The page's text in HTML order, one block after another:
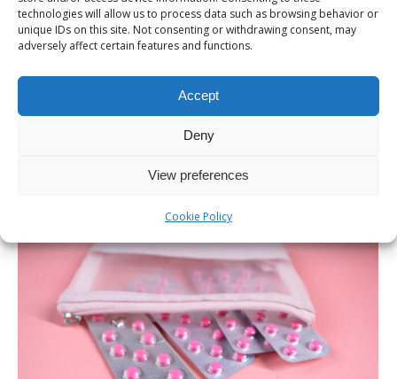
technologies will allow us to process data such as browsing behavior or
unique IDs on this site. Not consenting or withdrawing consent, may
adversely affect certain features and functions.
Accept
Deny
View preferences
Cookie Policy
Δεν είναι λίγοι οι άντρες που δελεάζονται από
διαφημίσεις προϊόντων που υπόσχονται να
αυξήσουν το μέγεθος του πέους. Spoiler alert: Κανένα
από αυτά δεν λειτουργεί. Ωστόσο, υπάρχουν
αξιόπιστες μέθοδοι που έχουν σχεδιαστεί για να
αυξήσουν το μέγεθος ή να βελτιώσουν την εμφάνιση
σημαντικά τα τελευταία χρόνια, καθώς…